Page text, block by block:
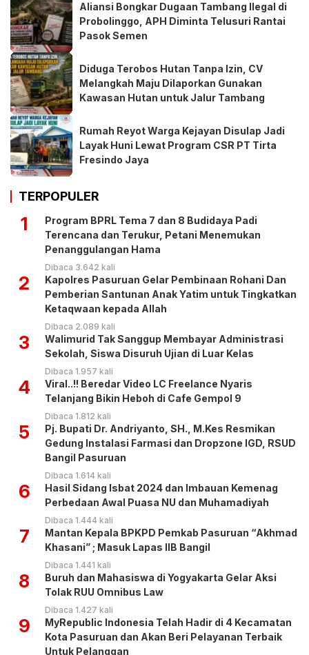
Aliansi Bongkar Dugaan Tambang Ilegal di
Probolinggo, APH Diminta Telusuri Rantai
Pasok Semen
Diduga Terobos Hutan Tanpa Izin, CV
Melangkah Maju Dilaporkan Gunakan
Kawasan Hutan untuk Jalur Tambang
Rumah Reyot Warga Kejayan Disulap Jadi
Layak Huni Lewat Program CSR PT Tirta
Fresindo Jaya
TERPOPULER
1
Program BPRL Tema 7 dan 8 Budidaya Padi
Terencana dan Terukur, Petani Menemukan
Penanggulangan Hama
Dibaca 3.642 kali
2
Kapolres Pasuruan Gelar Pembinaan Rohani Dan
Pemberian Santunan Anak Yatim untuk Tingkatkan
Ketaqwaan kepada Allah
Dibaca 2.089 kali
3
Walimurid Tak Sanggup Membayar Administrasi
Sekolah, Siswa Disuruh Ujian di Luar Kelas
Dibaca 1.957 kali
4
Viral..!! Beredar Video LC Freelance Nyaris
Telanjang Bikin Heboh di Cafe Gempol 9
Dibaca 1.812 kali
5
Pj. Bupati Dr. Andriyanto, SH., M.Kes Resmikan
Gedung Instalasi Farmasi dan Dropzone IGD, RSUD
Bangil Pasuruan
Dibaca 1.614 kali
6
Hasil Sidang Isbat 2024 dan Imbauan Kemenag
Perbedaan Awal Puasa NU dan Muhamadiyah
Dibaca 1.444 kali
7
Mantan Kepala BPKPD Pemkab Pasuruan “Akhmad
Khasani” ; Masuk Lapas IIB Bangil
Dibaca 1.441 kali
8
Buruh dan Mahasiswa di Yogyakarta Gelar Aksi
Tolak RUU Omnibus Law
Dibaca 1.427 kali
9
MyRepublic Indonesia Telah Hadir di 4 Kecamatan
Kota Pasuruan dan Akan Beri Pelayanan Terbaik
Untuk Pelanggan